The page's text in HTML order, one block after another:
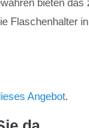
bieten das
Flaschenhalter
Angebot.